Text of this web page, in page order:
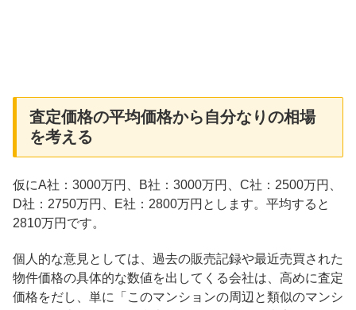
査定価格の平均価格から自分なりの相場
を考える
仮にA社：3000万円、B社：3000万円、C社：2500万円、
D社：2750万円、E社：2800万円とします。平均すると
2810万円です。
個人的な意見としては、過去の販売記録や最近売買された
物件価格の具体的な数値を出してくる会社は、高めに査定
価格をだし、単に「このマンションの周辺と類似のマンシ